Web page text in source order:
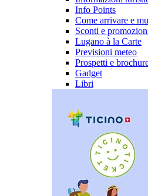
Info Points
Come arrivare e
Sconti e
Lugano à la Carte
Previsioni meteo
Prospetti e
Gadget
Libri